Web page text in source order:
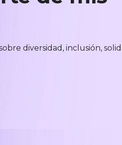
diversidad, inclusión,